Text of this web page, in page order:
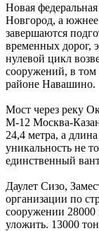
Новая
Новгород, а южнее
завершаются
временных дорог,
нулевой цикл
сооружений, в том
районе Навашино.
Мост через реку
М-12 Москва-
24,4 метра, а
уникальность не
единственный
Даулет Сизо,
организации по
сооружении 28000
уложить. 13000